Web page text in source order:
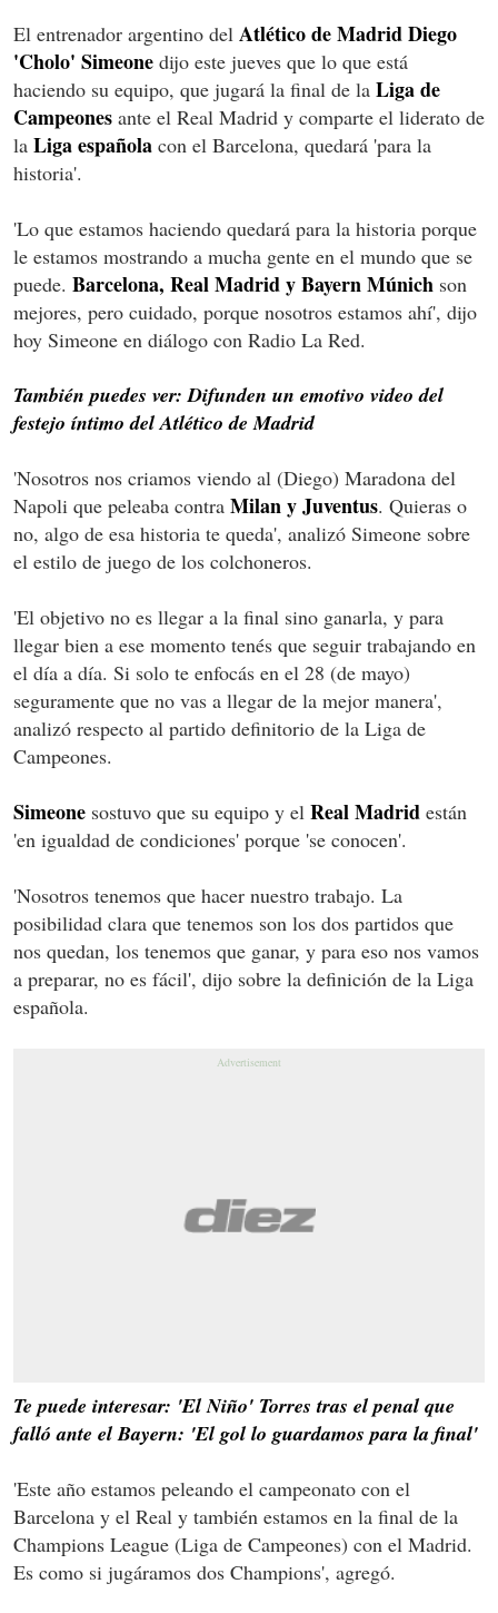
El entrenador argentino del Atlético de Madrid Diego
'Cholo' Simeone dijo este jueves que lo que está
haciendo su equipo, que jugará la final de la Liga de
Campeones ante el Real Madrid y comparte el liderato de
la Liga española con el Barcelona, quedará 'para la
historia'.
'Lo que estamos haciendo quedará para la historia porque
le estamos mostrando a mucha gente en el mundo que se
puede. Barcelona, Real Madrid y Bayern Múnich son
mejores, pero cuidado, porque nosotros estamos ahí', dijo
hoy Simeone en diálogo con Radio La Red.
También puedes ver: Difunden un emotivo video del
festejo íntimo del Atlético de Madrid
'Nosotros nos criamos viendo al (Diego) Maradona del
Napoli que peleaba contra Milan y Juventus. Quieras o
no, algo de esa historia te queda', analizó Simeone sobre
el estilo de juego de los colchoneros.
'El objetivo no es llegar a la final sino ganarla, y para
llegar bien a ese momento tenés que seguir trabajando en
el día a día. Si solo te enfocás en el 28 (de mayo)
seguramente que no vas a llegar de la mejor manera',
analizó respecto al partido definitorio de la Liga de
Campeones.
Simeone sostuvo que su equipo y el Real Madrid están
'en igualdad de condiciones' porque 'se conocen'.
'Nosotros tenemos que hacer nuestro trabajo. La
posibilidad clara que tenemos son los dos partidos que
nos quedan, los tenemos que ganar, y para eso nos vamos
a preparar, no es fácil', dijo sobre la definición de la Liga
española.
Te puede interesar: 'El Niño' Torres tras el penal que
falló ante el Bayern: 'El gol lo guardamos para la final'
'Este año estamos peleando el campeonato con el
Barcelona y el Real y también estamos en la final de la
Champions League (Liga de Campeones) con el Madrid.
Es como si jugáramos dos Champions', agregó.